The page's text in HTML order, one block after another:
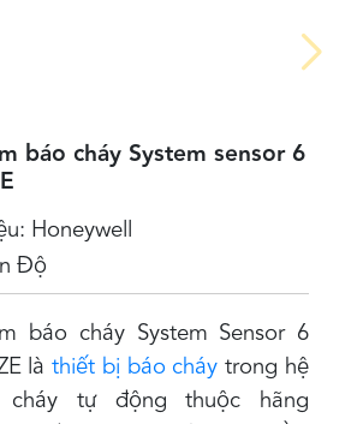
báo cháy System sensor 6
Honeywell
Độ
báo cháy System Sensor 6
làthiết bị báo cháy trong hệ
cháy tự động thuộc hãng